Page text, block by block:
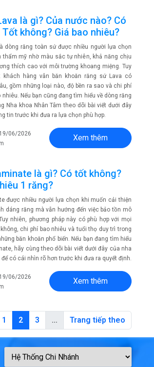
là gì? Của nước nào? Có
không? Giá bao nhiêu?
dòng răng toàn sứ được nhiều người lựa chọn
thẩm mỹ nhờ màu sắc tự nhiên, khả năng chịu
thích cao với môi trường khoang miệng. Tuy
khách hàng vẫn băn khoăn răng sứ Lava có
gồm những loại nào, độ bền ra sao và chi phí
Nếu bạn cũng đang tìm hiểu về dòng răng
Nha khoa Nhân Tâm theo dõi bài viết dưới đây
tin trước khi đưa ra lựa chọn phù hợp.
06/2026
Xem thêm
là gì? Có tốt không?
1 răng?
được nhiều người lựa chọn khi muốn cải thiện
dáng răng mà vẫn hướng đến việc bảo tồn mô
nhiên, phương pháp này có phù hợp với mọi
chi phí bao nhiêu và tuổi thọ duy trì trong
băn khoăn phổ biến. Nếu bạn đang tìm hiểu
hãy cùng theo dõi bài viết dưới đây của nha
để có cái nhìn rõ hơn trước khi đưa ra quyết định.
06/2026
Xem thêm
1 2 3 … Trang tiếp theo